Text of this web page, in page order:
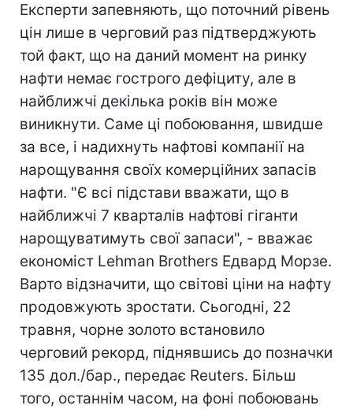
Експерти запевняють, що поточний рівень
цін лише в черговий раз підтверджують
той факт, що на даний момент на ринку
нафти немає гострого дефіциту, але в
найближчі декілька років він може
виникнути. Саме ці побоювання, швидше
за все, і надихнуть нафтові компанії на
нарощування своїх комерційних запасів
нафти. "Є всі підстави вважати, що в
найближчі 7 кварталів нафтові гіганти
нарощуватимуть свої запаси", - вважає
економіст Lehman Brothers Едвард Морзе.
Варто відзначити, що світові ціни на нафту
продовжують зростати. Сьогодні, 22
травня, чорне золото встановило
черговий рекорд, піднявшись до позначки
135 дол./бар., передає Reuters. Більш
того, останнім часом, на фоні побоювань